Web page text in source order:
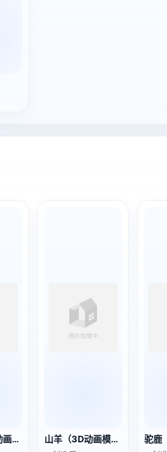
环颈雉（3D动画模型） 山羊（3D动画模型）